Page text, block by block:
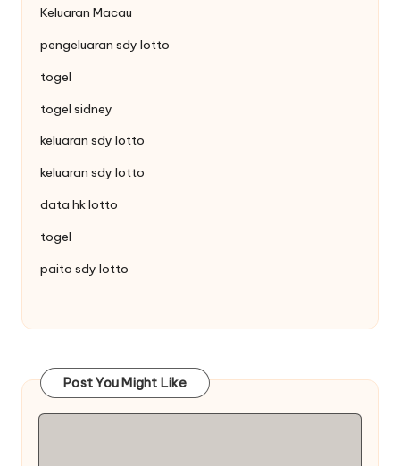
Keluaran Macau
pengeluaran sdy lotto
togel
togel sidney
keluaran sdy lotto
keluaran sdy lotto
data hk lotto
togel
paito sdy lotto
Post You Might Like